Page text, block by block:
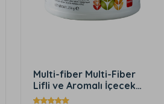
Thermo Complete™ 90
tablet